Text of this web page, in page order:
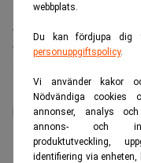
webbplats.
Du kan fördjupa dig
personuppgiftspolicy.
Vi använder kakor
Nödvändiga cookies
annonser, analys
annons- och
produktutveckling,
identifiering via
Läs mer från Realtid -
är kostnadsfritt:
administrator